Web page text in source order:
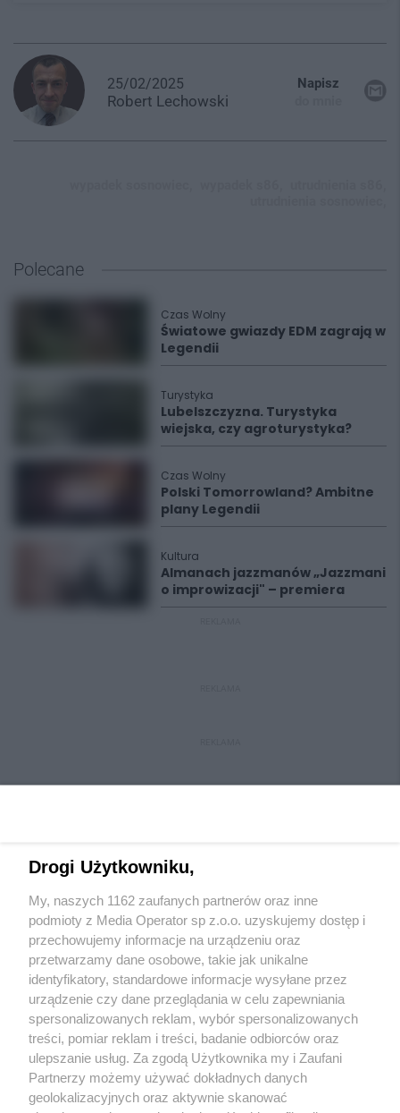
25/02/2025
Robert Lechowski
Napisz
Polecane
Czas Wolny
Światowe gwiazdy EDM zagrają w
Legendii
Turystyka
Lubelszczyzna. Turystyka
wiejska, czy agroturystyka?
Czas Wolny
Polski Tomorrowland? Ambitne
plany Legendii
Kultura
Almanach jazzmanów „Jazzmani
o improwizacji" – premiera
Wydawca mediówlokalnych
Nie zapomnij
zapoznać się z:
polityką prywatności
Twojemiasto
Piekary Śląskie
Chorzów
Skontakuj sięz nami
Kontakt
Redakcja
Drogi Użytkowniku,
My, naszych 1162 zaufanych partnerów oraz inne
podmioty z Media Operator sp z.o.o. uzyskujemy dostęp i
przechowujemy informacje na urządzeniu oraz
przetwarzamy dane osobowe, takie jak unikalne
identyfikatory, standardowe informacje wysyłane przez
urządzenie czy dane przeglądania w celu zapewniania
spersonalizowanych reklam, wybór spersonalizowanych
treści, pomiar reklam i treści, badanie odbiorców oraz
ulepszanie usług. Za zgodą Użytkownika my i Zaufani
Partnerzy możemy używać dokładnych danych
geolokalizacyjnych oraz aktywnie skanować